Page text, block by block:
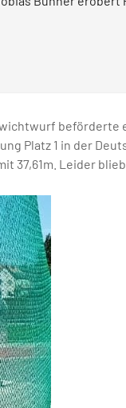
beförderte
Platz 1 in der
37,61m. Leider